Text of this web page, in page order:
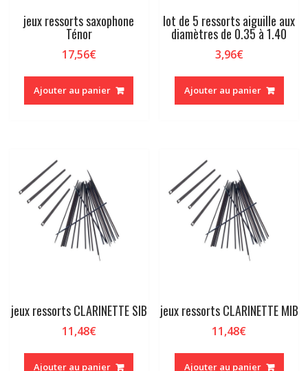
jeux ressorts saxophone
Ténor
17,56€
Ajouter au panier
lot de 5 ressorts aiguille aux
diamètres de 0.35 à 1.40
3,96€
Ajouter au panier
jeux ressorts CLARINETTE SIB
11,48€
Ajouter au panier
jeux ressorts CLARINETTE MIB
11,48€
Ajouter au panier